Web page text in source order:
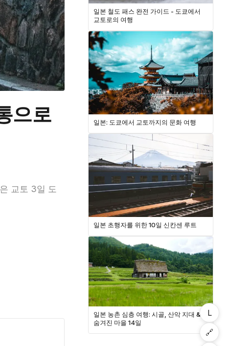
으로
교토 3일 도
일본 철도 패스 완전 가이드 - 도쿄에서
교토로의 여행
일본: 도쿄에서 교토까지의 문화 여행
일본 초행자를 위한 10일 신칸센 루트
일본 농촌 심층 여행: 시골, 산악 지대 &
숨겨진 마을 14일
L
🔗